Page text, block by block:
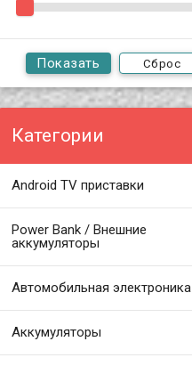
Сброс
Категории
Android TV приставки
Power Bank / Внешние
аккумуляторы
Автомобильная электроника
Аккумуляторы